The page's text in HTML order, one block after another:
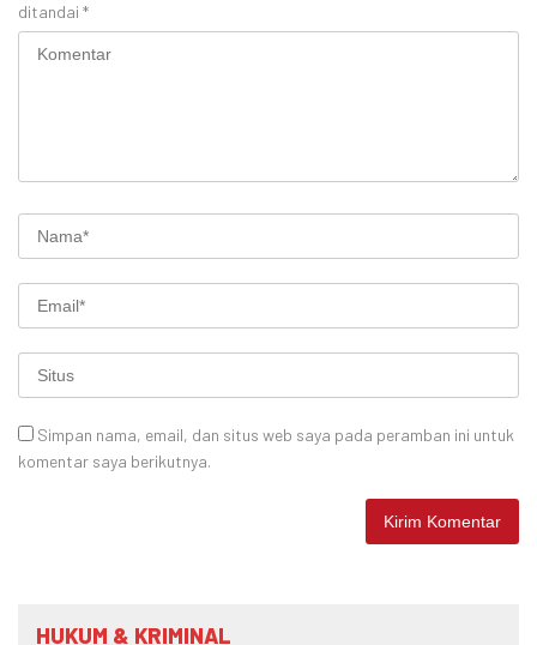
ditandai *
Simpan nama, email, dan situs web saya pada peramban ini untuk
komentar saya berikutnya.
HUKUM & KRIMINAL